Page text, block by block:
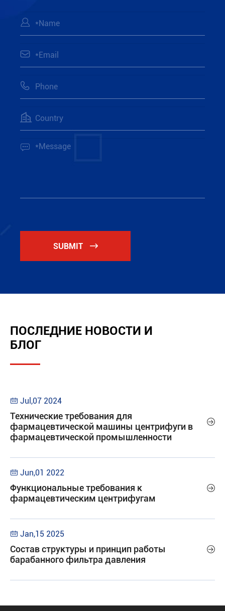





SUBMIT 
ПОСЛЕДНИЕ НОВОСТИ И
БЛОГ
 Jul,07 2024
Технические требования для
фармацевтической машины центрифуги в
фармацевтической промышленности

 Jun,01 2022
Функциональные требования к
фармацевтическим центрифугам

 Jan,15 2025
Состав структуры и принцип работы
барабанного фильтра давления
